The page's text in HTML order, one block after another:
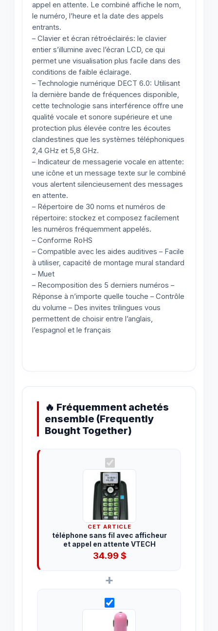
appel en attente. Le combiné affiche le nom,
le numéro, l’heure et la date des appels
entrants.
– Clavier et écran rétroéclairés: le clavier
entier s’illumine avec l’écran LCD, ce qui
permet une visualisation plus facile dans des
conditions de faible éclairage.
– Technologie numérique DECT 6.0: Utilisant
la dernière bande de fréquences disponible,
cette technologie sans interférence offre une
qualité vocale et sonore supérieure et une
protection plus élevée contre les écoutes
clandestines que les systèmes téléphoniques
2,4 GHz et 5,8 GHz.
– Indicateur de messagerie vocale en attente:
une icône et un message texte sur le combiné
vous alertent silencieusement des messages
en attente.
– Répertoire de 30 noms et numéros de
répertoire: stockez et composez facilement
les numéros fréquemment appelés.
– Conforme RoHS
– Compatible avec les aides auditives – Facile
à utiliser, capacité de montage mural standard
– Muet
– Recomposition des 5 derniers numéros –
Réponse à n’importe quelle touche – Contrôle
du volume – Des invites trilingues vous
permettent de choisir entre l’anglais,
l’espagnol et le français
🔥 Fréquemment achetés
ensemble (Frequently
Bought Together)
CET ARTICLE
téléphone sans fil avec afficheur
et appel en attente VTECH
34.99 $
+